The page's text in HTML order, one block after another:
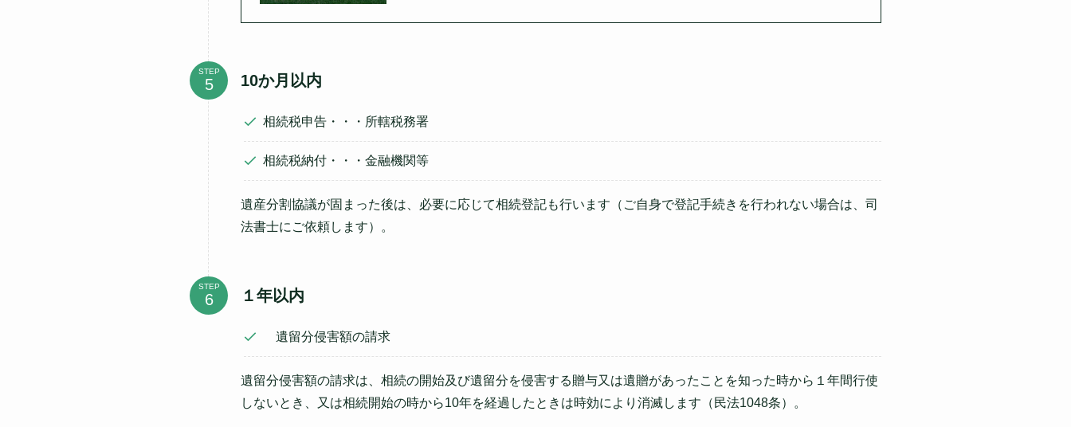
STEP 10か月以内
相続税申告・・・所轄税務署
相続税納付・・・金融機関等
遺産分割協議が固まった後は、必要に応じて相続登記も行います（ご自身で登記手続きを行われない場合は、司
法書士にご依頼します）。
STEP １年以内
遺留分侵害額の請求
遺留分侵害額の請求は、相続の開始及び遺留分を侵害する贈与又は遺贈があったことを知った時から１年間行使
しないとき、又は相続開始の時から10年を経過したときは時効により消滅します（民法1048条）。